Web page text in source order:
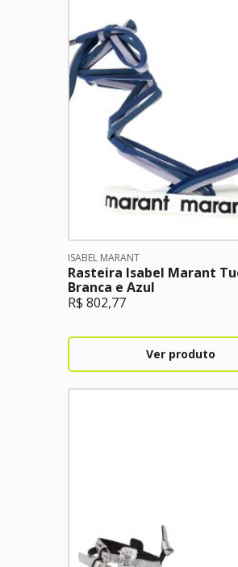
ISABEL MARANT
Rasteira Isabel Marant
Branca e Azul
R$ 802,77
Ver produto